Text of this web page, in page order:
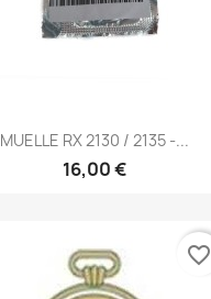
MUELLE RX 2130 / 2135 -...
16,00 €
favorite_border